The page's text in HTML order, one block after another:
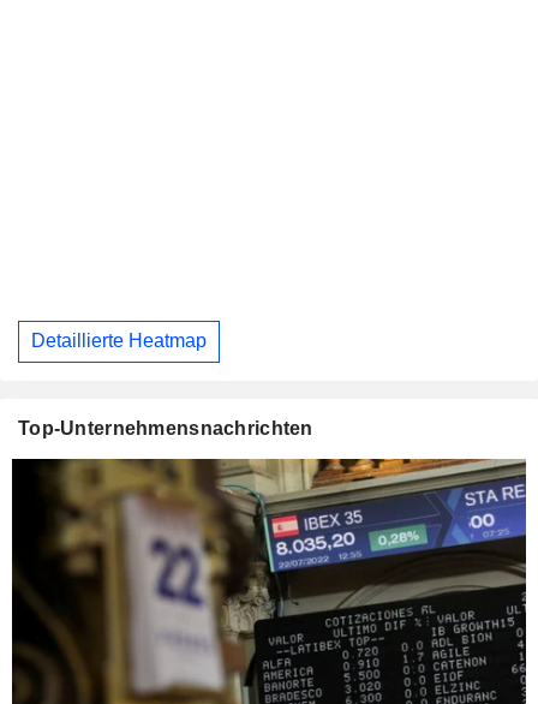
Detaillierte Heatmap
Top-Unternehmensnachrichten